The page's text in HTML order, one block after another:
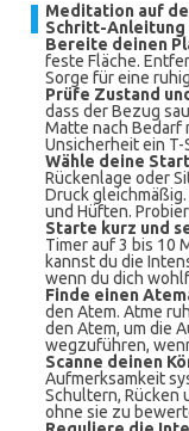
Meditation auf
Schritt-Anleitung
Bereite deinen
feste Fläche.
Sorge für eine
Prüfe Zustand
dass der Bezug
Matte nach Bedarf
Unsicherheit ein
Wähle deine
Rückenlage oder
Druck
und Hüften.
Starte kurz und
Timer auf 3 bis 10
kannst du die
wenn du dich
Finde einen
den Atem. Atme
den Atem, um die
wegzuführen,
Scanne deinen
Aufmerksamkeit
Schultern, Rücken
ohne sie zu